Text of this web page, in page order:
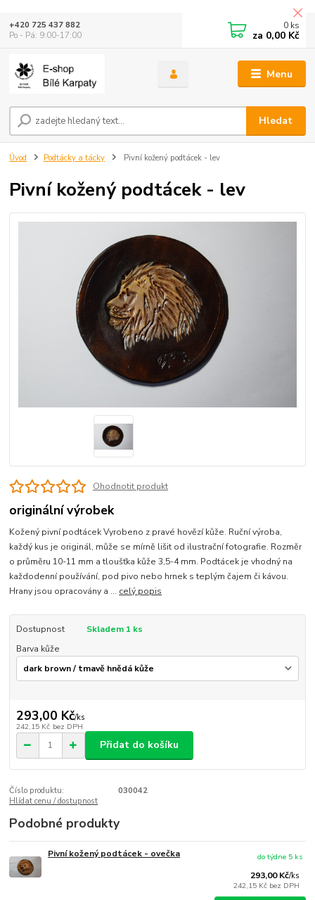
Menu
Hledat
+420 725 437 882
Po - Pá: 9:00-17:00
0 ks
za 0,00 Kč
Úvod Podtácky a tácky Pivní kožený podtácek - lev
Pivní kožený podtácek - lev
Ohodnotit produkt
originální výrobek
Kožený pivní podtácek Vyrobeno z pravé hovězí kůže. Ruční výroba,
každý kus je originál, může se mírně lišit od ilustrační fotografie. Rozměr
o průměru 10-11 mm a tloušťka kůže 3,5-4 mm. Podtácek je vhodný na
každodenní používání, pod pivo nebo hrnek s teplým čajem či kávou.
Hrany jsou opracovány a ... celý popis
Dostupnost
Skladem 1 ks
Barva kůže
293,00 Kč/ks
242,15 Kč bez DPH
Přidat do košíku
Číslo produktu:
030042
Hlídat cenu / dostupnost
Podobné produkty
Pivní kožený podtácek - ovečka
293,00 Kč/ks
242,15 Kč bez DPH
do týdne 5 ks